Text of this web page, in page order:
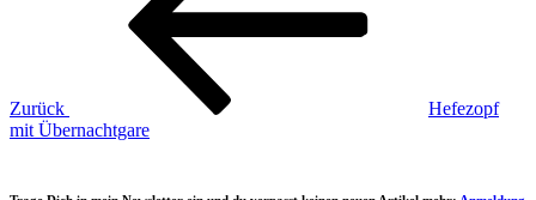
Zurück
Hefezopf
mit Übernachtgare